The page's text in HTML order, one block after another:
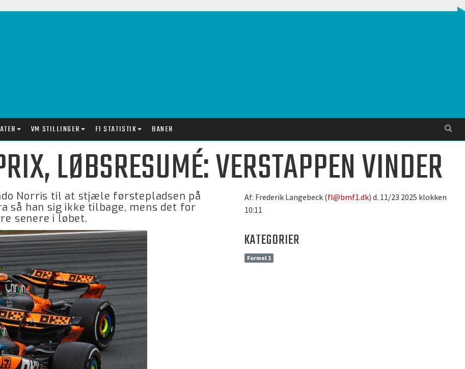
VM STILLINGER F1 STATISTIK BANER
LØBSRESUMÉ: VERSTAPPEN VINDER
Norris til at stjæle førstepladsen på
så han sig ikke tilbage, mens det for
senere i løbet.
Af: Frederik Langebeck (fl@bmf1.dk) d. 11/23 2025 klokken
10:11
KATEGORIER
Formel 1